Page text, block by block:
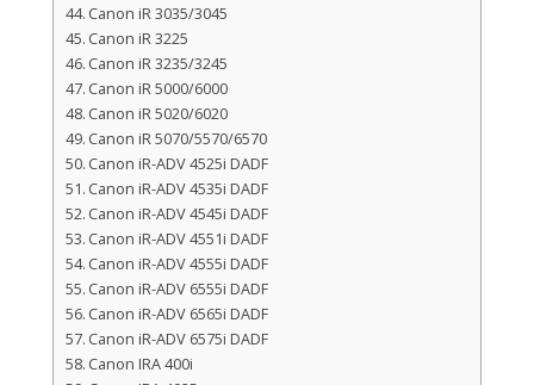
Canon iR 3035/3045
Canon iR 3225
Canon iR 3235/3245
Canon iR 5000/6000
Canon iR 5020/6020
Canon iR 5070/5570/6570
Canon iR-ADV 4525i DADF
Canon iR-ADV 4535i DADF
Canon iR-ADV 4545i DADF
Canon iR-ADV 4551i DADF
Canon iR-ADV 4555i DADF
Canon iR-ADV 6555i DADF
Canon iR-ADV 6565i DADF
Canon iR-ADV 6575i DADF
Canon IRA 400i